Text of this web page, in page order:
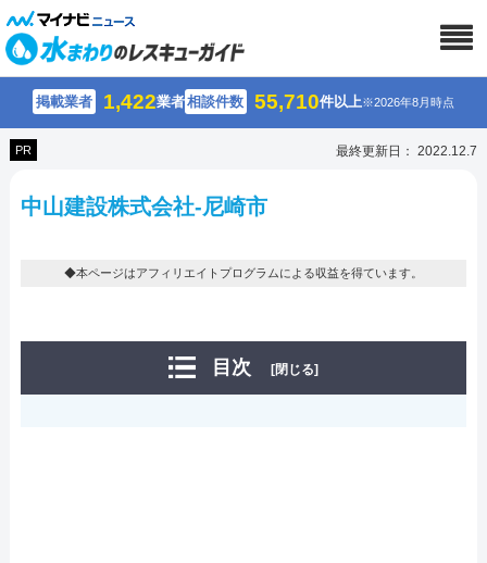
掲載業者 1,422業者相談件数 55,710件以上※2026年8月時点
PR 最終更新日： 2022.12.7
中山建設株式会社-尼崎市
◆本ページはアフィリエイトプログラムによる収益を得ています。
目次 [閉じる]